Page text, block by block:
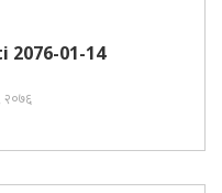
2076-01-14
२०७६